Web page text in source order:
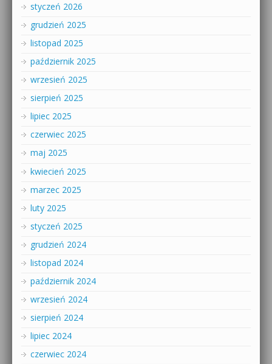
styczeń 2026
grudzień 2025
listopad 2025
październik 2025
wrzesień 2025
sierpień 2025
lipiec 2025
czerwiec 2025
maj 2025
kwiecień 2025
marzec 2025
luty 2025
styczeń 2025
grudzień 2024
listopad 2024
październik 2024
wrzesień 2024
sierpień 2024
lipiec 2024
czerwiec 2024